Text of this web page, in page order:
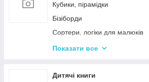
Кубики, пірамідки
Бізіборди
Сортери, логіки для малюків
Іграшки з музичними ефектами
Машинки іграшкові для дітей
Показати все
Дитячі книги